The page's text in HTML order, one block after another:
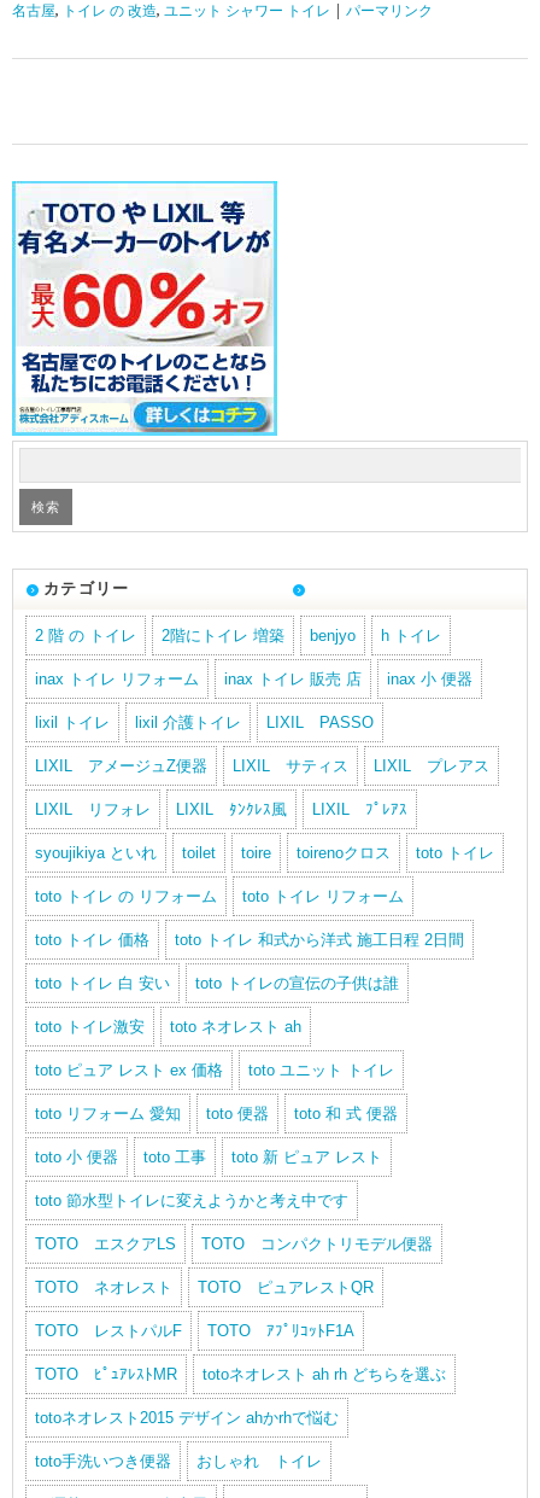
名古屋, トイレ の 改造, ユニット シャワー トイレ パーマリンク
カテゴリー
2 階 の トイレ 2階にトイレ 増築 benjyo h トイレ
inax トイレ リフォーム inax トイレ 販売 店 inax 小 便器
lixil トイレ lixil 介護トイレ LIXIL PASSO
LIXIL アメージュZ便器 LIXIL サティス LIXIL プレアス
LIXIL リフォレ LIXIL ﾀﾝｸﾚｽ風 LIXIL ﾌﾟﾚｱｽ
syoujikiya といれ toilet toire toirenoクロス toto トイレ
toto トイレ の リフォーム toto トイレ リフォーム
toto トイレ 価格 toto トイレ 和式から洋式 施工日程 2日間
toto トイレ 白 安い toto トイレの宣伝の子供は誰
toto トイレ激安 toto ネオレスト ah
toto ピュア レスト ex 価格 toto ユニット トイレ
toto リフォーム 愛知 toto 便器 toto 和 式 便器
toto 小 便器 toto 工事 toto 新 ピュア レスト
toto 節水型トイレに変えようかと考え中です
TOTO エスクアLS TOTO コンパクトリモデル便器
TOTO ネオレスト TOTO ピュアレストQR
TOTO レストパルF TOTO ｱﾌﾟﾘｺｯﾄF1A
TOTO ﾋﾟｭｱﾚｽﾄMR totoネオレスト ah rh どちらを選ぶ
totoネオレスト2015 デザイン ahかrhで悩む
toto手洗いつき便器 おしゃれ トイレ